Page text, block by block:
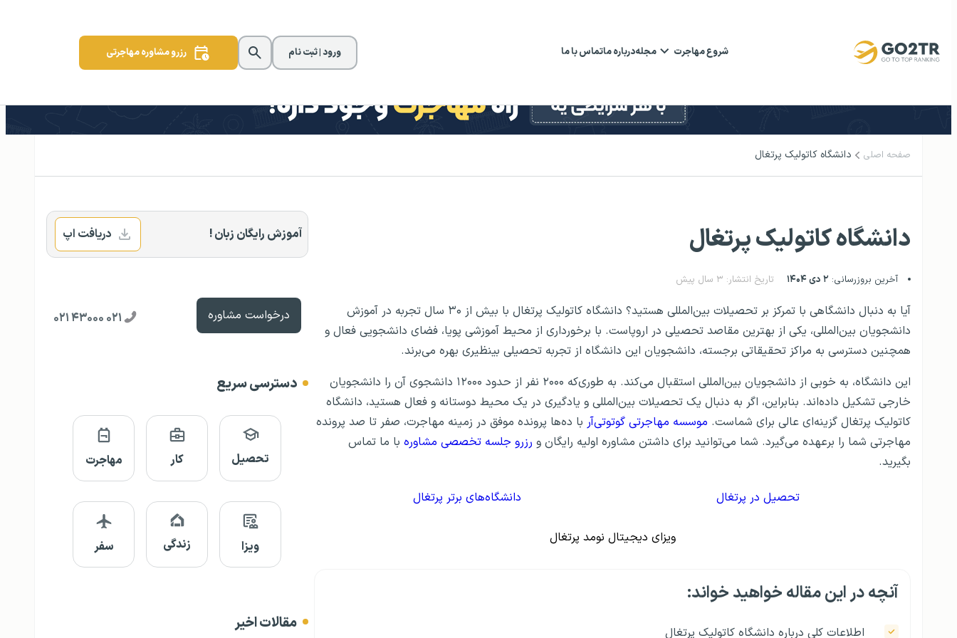
شروع مهاجرت مجلهدرباره ماتماس با ما ورود | ثبت نام رزرو مشاوره مهاجرتی
صفحه اصلی دانشگاه کاتولیک پرتغال
دانشگاه کاتولیک پرتغال
آخرین بروزرسانی: ۲ دی ۱۴۰۴ تاریخ انتشار: ۳ سال پیش
آیا به دنبال دانشگاهی با تمرکز بر تحصیلات بین‌المللی هستید؟ دانشگاه کاتولیک پرتغال با بیش از ۳۰ سال تجربه در آموزش
دانشجویان بین‌المللی، یکی از بهترین مقاصد تحصیلی در اروپاست. با برخورداری از محیط آموزشی پویا، فضای دانشجویی فعال و
همچنین دسترسی به مراکز تحقیقاتی برجسته، دانشجویان این دانشگاه از تجربه تحصیلی بینظیری بهره می‌برند.
این دانشگاه، به خوبی از دانشجویان بین‌المللی استقبال می‌کند. به طوری‌که ۲۰۰۰ نفر از حدود ۱۲۰۰۰ دانشجوی ‌آن را دانشجویان
خارجی تشکیل داده‌اند. بنابراین، اگر به دنبال یک تحصیلات بین‌المللی و یادگیری در یک محیط دوستانه و فعال هستید، دانشگاه
کاتولیک پرتغال گزینه‌ای عالی برای شماست. موسسه مهاجرتی گوتوتی‌آر با ده‌ها پرونده موفق در زمینه مهاجرت، صفر تا صد پرونده
مهاجرتی شما را برعهده می‌گیرد. شما می‌توانید برای داشتن مشاوره اولیه رایگان و رزرو جلسه تخصصی مشاوره با ما تماس
بگیرید.
تحصیل در پرتغال دانشگاه‌های برتر پرتغال
ویزای دیجیتال نومد پرتغال
آنچه در این مقاله خواهید خواند:
اطلاعات کلی درباره دانشگاه کاتولیک پرتغال
آموزش رایگان زبان ! دریافت اپ
درخواست مشاوره ۰۲۱ ۴۳۰۰۰ ۰۲۱
دسترسی سریع
تحصیل کار مهاجرت
ویزا زندگی سفر
مقالات اخیر